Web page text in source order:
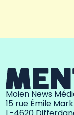
Moien News
15 rue Émile Mark